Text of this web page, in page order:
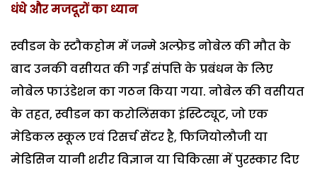
धंधे और मजदूरों का ध्यान
स्वीडन के स्टौकहोम में जन्मे अल्फ्रेड नोबेल की मौत के
बाद उनकी वसीयत की गई संपत्ति के प्रबंधन के लिए
नोबेल फाउंडेशन का गठन किया गया. नोबेल की वसीयत
के तहत, स्वीडन का करोलिंसका इंस्टिट्यूट, जो एक
मेडिकल स्कूल एवं रिसर्च सेंटर है, फिजियोलौजी या
मेडिसिन यानी शरीर विज्ञान या चिकित्सा में पुरस्कार दिए